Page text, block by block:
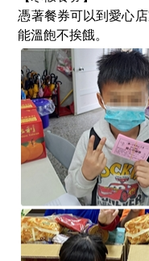
憑著餐券可以到愛心
能溫飽不挨餓。